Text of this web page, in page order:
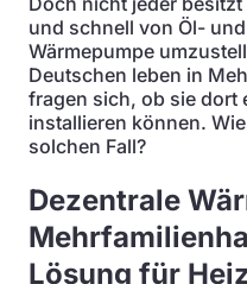
und schnell von Öl-
Wärmepumpe
Deutschen leben in
fragen sich, ob sie dort
installieren können.
solchen Fall?
Dezentrale
Lösung für